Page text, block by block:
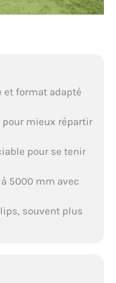
et format adapté
mieux répartir
pour se tenir
5000 mm avec
souvent plus